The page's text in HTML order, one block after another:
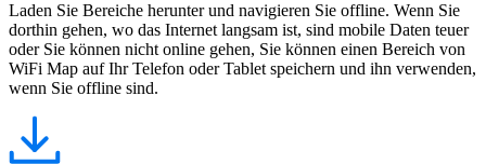
Laden Sie Bereiche herunter und navigieren Sie offline. Wenn Sie
dorthin gehen, wo das Internet langsam ist, sind mobile Daten teuer
oder Sie können nicht online gehen, Sie können einen Bereich von
WiFi Map auf Ihr Telefon oder Tablet speichern und ihn verwenden,
wenn Sie offline sind.